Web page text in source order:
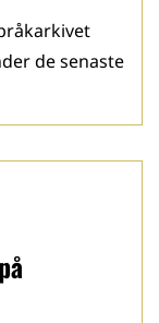
de senaste